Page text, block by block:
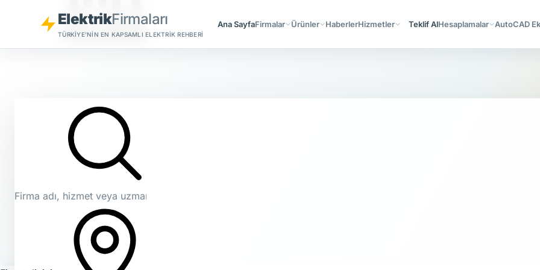
ElektrikFirmaları
TÜRKIYE'NIN EN KAPSAMLI ELEKTRIK REHBERI
Ana SayfaFirmalar Ürünler HaberlerHizmetler Teklif AlHesaplamalar AutoCAD